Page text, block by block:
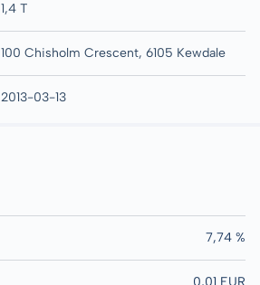
1,4 T
100 Chisholm Crescent, 6105 Kewdale
2013-03-13
7,74 %
0,01 EUR